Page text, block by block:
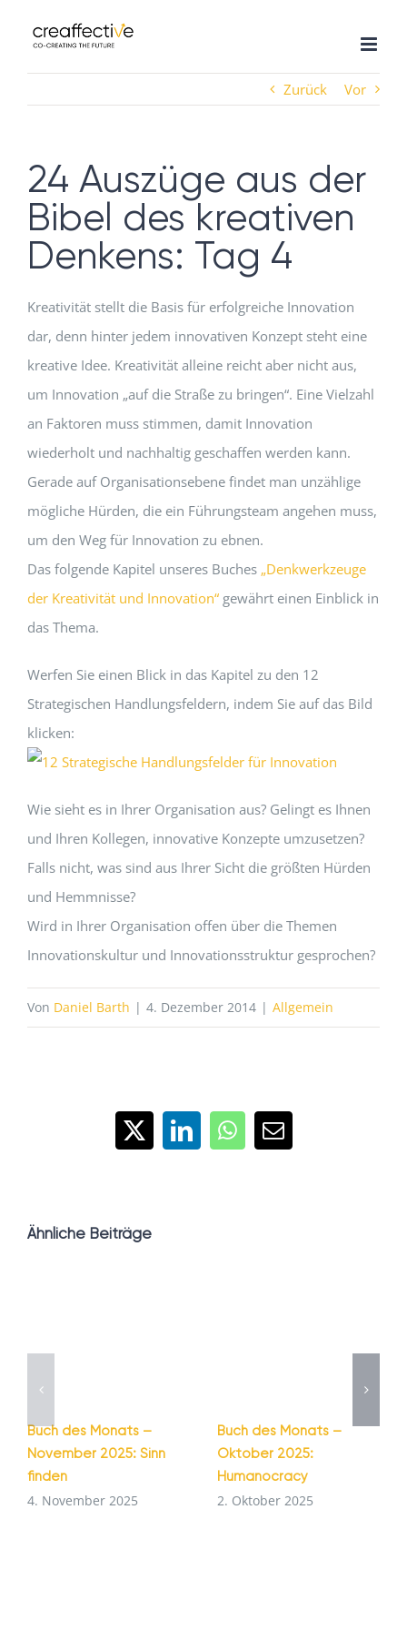
Inhalt
springen
Zurück
Vor
24 Auszüge aus der
Bibel des kreativen
Denkens: Tag 4
Kreativität stellt die Basis für erfolgreiche Innovation
dar, denn hinter jedem innovativen Konzept steht eine
kreative Idee. Kreativität alleine reicht aber nicht aus,
um Innovation „auf die Straße zu bringen“. Eine Vielzahl
an Faktoren muss stimmen, damit Innovation
wiederholt und nachhaltig geschaffen werden kann.
Gerade auf Organisationsebene findet man unzählige
mögliche Hürden, die ein Führungsteam angehen muss,
um den Weg für Innovation zu ebnen.
Das folgende Kapitel unseres Buches „Denkwerkzeuge
der Kreativität und Innovation“ gewährt einen Einblick in
das Thema.
Werfen Sie einen Blick in das Kapitel zu den 12
Strategischen Handlungsfeldern, indem Sie auf das Bild
klicken:
Wie sieht es in Ihrer Organisation aus? Gelingt es Ihnen
und Ihren Kollegen, innovative Konzepte umzusetzen?
Falls nicht, was sind aus Ihrer Sicht die größten Hürden
und Hemmnisse?
Wird in Ihrer Organisation offen über die Themen
Innovationskultur und Innovationsstruktur gesprochen?
Von Daniel Barth | 4. Dezember 2014 | Allgemein
X LinkedInWhatsApp
E-
Ähnliche Beiträge
Buch des Monats –
November 2025: Sinn
finden
4. November 2025
Buch des Monats –
Oktober 2025:
Humanocracy
2. Oktober 2025